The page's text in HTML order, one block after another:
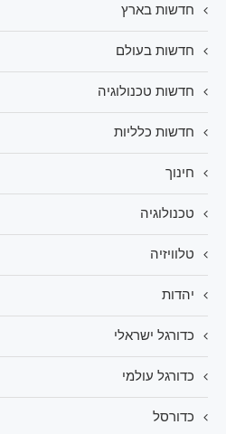
חדשות בארץ
חדשות בעולם
חדשות טכנולוגיה
חדשות כלליות
חינוך
טכנולוגיה
טלוויזיה
יהדות
כדורגל ישראלי
כדורגל עולמי
כדורסל